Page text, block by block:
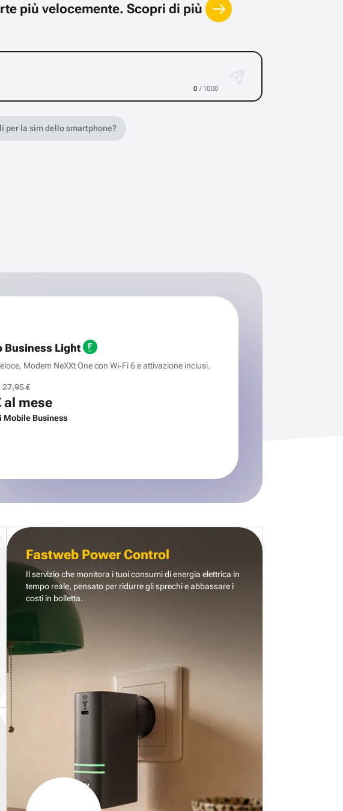
più velocemente. Scopri di più
0 / 1000
per la sim dello smartphone?
Business Light
Modem NeXXt One con Wi‑Fi 6 e attivazione inclusi.
27,95 €
al mese
Mobile Business
Fastweb Power Control
Il servizio che monitora i tuoi consumi di energia elettrica in
tempo reale, pensato per ridurre gli sprechi e abbassare i
costi in bolletta.